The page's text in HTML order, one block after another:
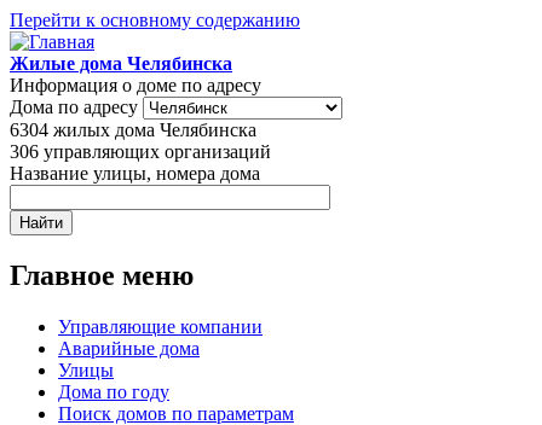
Перейти к основному содержанию
Жилые дома Челябинска
Информация о доме по адресу
Дома по адресу
6304 жилых дома Челябинска
306 управляющих организаций
Название улицы, номера дома
Главное меню
Управляющие компании
Аварийные дома
Улицы
Дома по году
Поиск домов по параметрам